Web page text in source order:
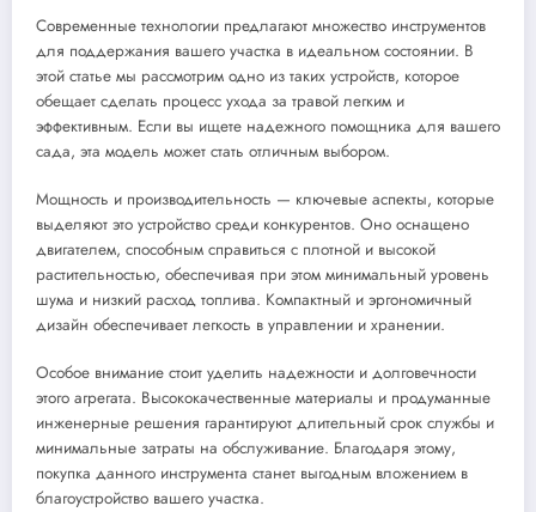
Современные технологии предлагают множество инструментов
для поддержания вашего участка в идеальном состоянии. В
этой статье мы рассмотрим одно из таких устройств, которое
обещает сделать процесс ухода за травой легким и
эффективным. Если вы ищете надежного помощника для вашего
сада, эта модель может стать отличным выбором.
Мощность и производительность — ключевые аспекты, которые
выделяют это устройство среди конкурентов. Оно оснащено
двигателем, способным справиться с плотной и высокой
растительностью, обеспечивая при этом минимальный уровень
шума и низкий расход топлива. Компактный и эргономичный
дизайн обеспечивает легкость в управлении и хранении.
Особое внимание стоит уделить надежности и долговечности
этого агрегата. Высококачественные материалы и продуманные
инженерные решения гарантируют длительный срок службы и
минимальные затраты на обслуживание. Благодаря этому,
покупка данного инструмента станет выгодным вложением в
благоустройство вашего участка.